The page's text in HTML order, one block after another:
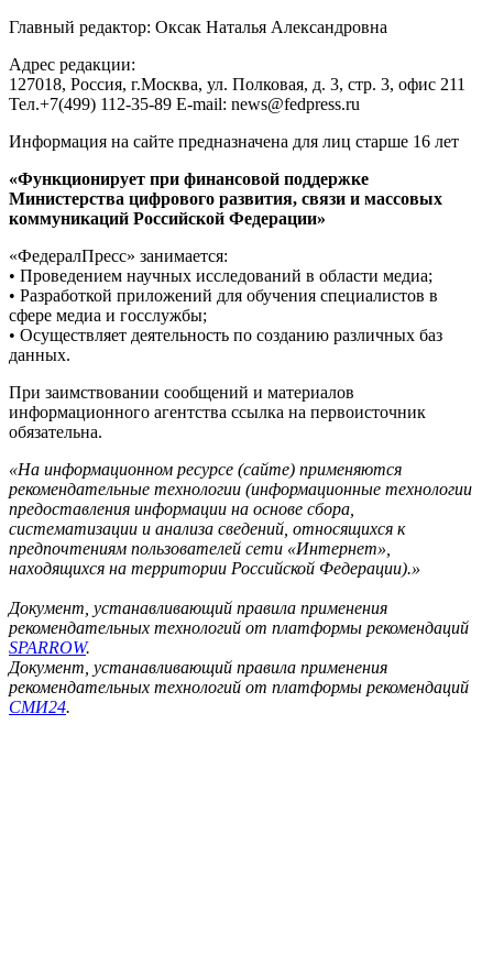
Главный редактор: Оксак Наталья Александровна
Адрес редакции:
127018, Россия, г.Москва, ул. Полковая, д. 3, стр. 3, офис 211
Тел.+7(499) 112-35-89 E-mail: news@fedpress.ru
Информация на сайте предназначена для лиц старше 16 лет
«Функционирует при финансовой поддержке
Министерства цифрового развития, связи и массовых
коммуникаций Российской Федерации»
«ФедералПресс» занимается:
• Проведением научных исследований в области медиа;
• Разработкой приложений для обучения специалистов в
сфере медиа и госслужбы;
• Осуществляет деятельность по созданию различных баз
данных.
При заимствовании сообщений и материалов
информационного агентства ссылка на первоисточник
обязательна.
«На информационном ресурсе (сайте) применяются
рекомендательные технологии (информационные технологии
предоставления информации на основе сбора,
систематизации и анализа сведений, относящихся к
предпочтениям пользователей сети «Интернет»,
находящихся на территории Российской Федерации).»
Документ, устанавливающий правила применения
рекомендательных технологий от платформы рекомендаций
SPARROW.
Документ, устанавливающий правила применения
рекомендательных технологий от платформы рекомендаций
СМИ24.